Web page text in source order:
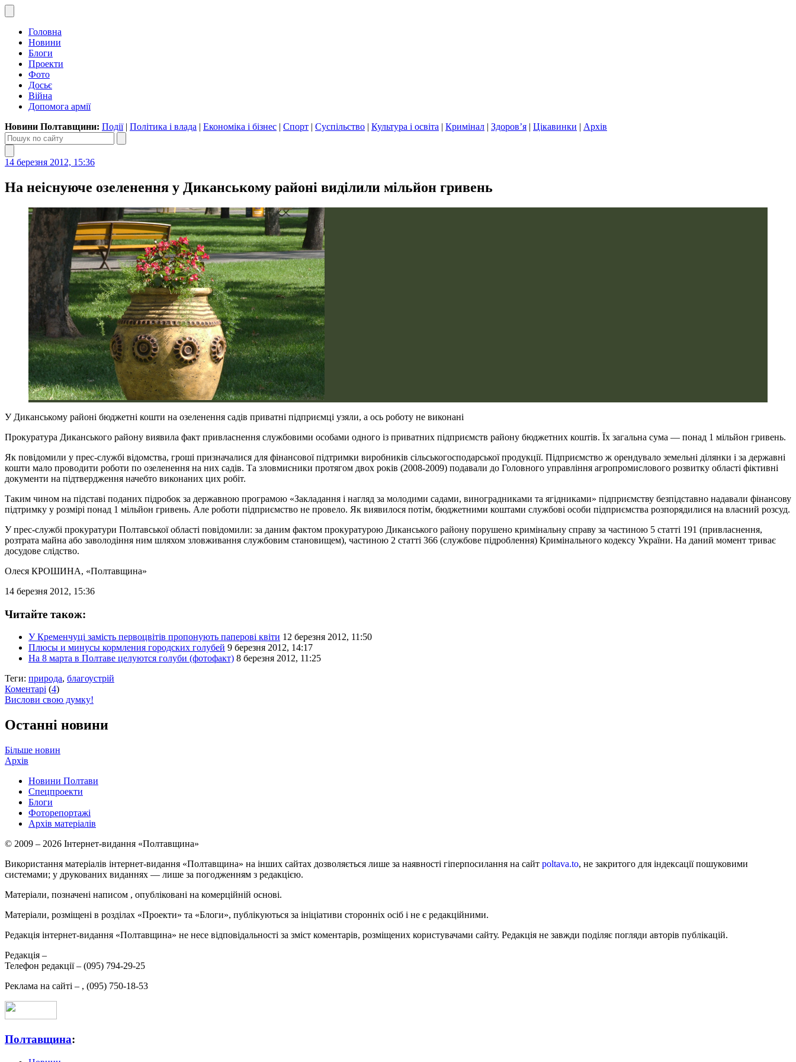
Головна
Новини
Блоги
Проекти
Фото
Досьє
Війна
Допомога армії
Новини Полтавщини: Події| Політика і влада | Економіка і бізнес | Спорт | Суспільство | Культура і освіта | Кримінал | Здоров’я | Цікавинки | Архів
14 березня 2012, 15:36
На неіснуюче озеленення у Диканському районі виділили мільйон гривень
У Диканському районі бюджетні кошти на озеленення садів приватні підприємці узяли, а ось роботу не виконані
Прокуратура Диканського району виявила факт привласнення службовими особами одного із приватних підприємств району бюджетних коштів. Їх загальна сума — понад 1 мільйон гривень.
Як повідомили у прес-службі відомства, гроші призначалися для фінансової підтримки виробників сільськогосподарської продукції. Підприємство ж орендувало земельні ділянки і за державні
кошти мало проводити роботи по озеленення на них садів. Та зловмисники протягом двох років (2008-2009) подавали до Головного управління агропромислового розвитку області фіктивні
документи на підтвердження начебто виконаних цих робіт.
Таким чином на підставі поданих підробок за державною програмою «Закладання і нагляд за молодими садами, виноградниками та ягідниками» підприємству безпідставно надавали фінансову
підтримку у розмірі понад 1 мільйон гривень. Але роботи підприємство не провело. Як виявилося потім, бюджетними коштами службові особи підприємства розпорядилися на власний розсуд.
У прес-службі прокуратури Полтавської області повідомили: за даним фактом прокуратурою Диканського району порушено кримінальну справу за частиною 5 статті 191 (привласнення,
розтрата майна або заволодіння ним шляхом зловживання службовим становищем), частиною 2 статті 366 (службове підроблення) Кримінального кодексу України. На даний момент триває
досудове слідство.
Олеся КРОШИНА, «Полтавщина»
14 березня 2012, 15:36
Читайте також:
У Кременчуці замість первоцвітів пропонують паперові квіти 12 березня 2012, 11:50
Плюсы и минусы кормления городских голубей 9 березня 2012, 14:17
На 8 марта в Полтаве целуются голуби (фотофакт) 8 березня 2012, 11:25
Теги: природа, благоустрій
Коментарі (4)
Вислови свою думку!
Останні новини
Більше новин
Архів
Новини Полтави
Спецпроекти
Блоги
Фоторепортажі
Архів матеріалів
© 2009 – 2026 Інтернет-видання «Полтавщина»
Використання матеріалів інтернет-видання «Полтавщина» на інших сайтах дозволяється лише за наявності гіперпосилання на сайт poltava.to, не закритого для індексації пошуковими
системами; у друкованих виданнях — лише за погодженням з редакцією.
Матеріали, позначені написом , опубліковані на комерційній основі.
Матеріали, розміщені в розділах «Проекти» та «Блоги», публікуються за ініціативи сторонніх осіб і не є редакційними.
Редакція інтернет-видання «Полтавщина» не несе відповідальності за зміст коментарів, розміщених користувачами сайту. Редакція не завжди поділяє погляди авторів публікацій.
Редакція –
Телефон редакції – (095) 794-29-25
Реклама на сайті – , (095) 750-18-53
Полтавщина: